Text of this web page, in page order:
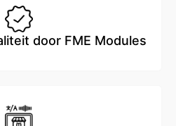
door FME Modules